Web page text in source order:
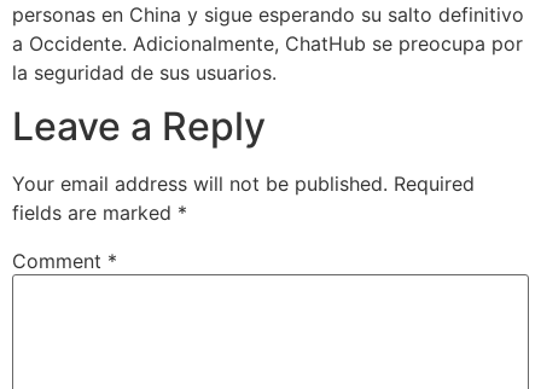
personas en China y sigue esperando su salto definitivo
a Occidente. Adicionalmente, ChatHub se preocupa por
la seguridad de sus usuarios.
Leave a Reply
Your email address will not be published. Required
fields are marked *
Comment *